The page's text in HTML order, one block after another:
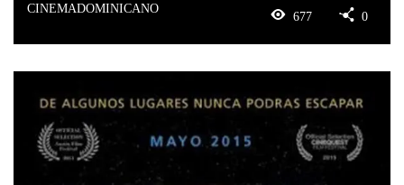
CINEMADOMINICANO
677 0